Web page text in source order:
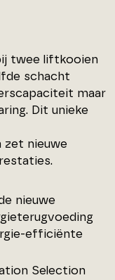
twee liftkooien
schacht
maar
Dit unieke
zet nieuwe
nieuwe
efficiënte
Selection